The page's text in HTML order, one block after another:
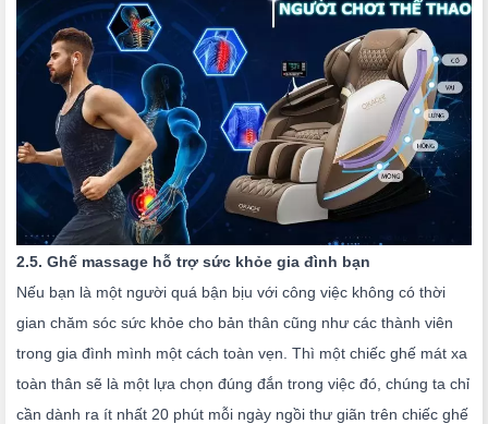
2.5. Ghế massage hỗ trợ sức khỏe gia đình bạn
Nếu bạn là một người quá bận bịu với công việc không có thời
gian chăm sóc sức khỏe cho bản thân cũng như các thành viên
trong gia đình mình một cách toàn vẹn. Thì một chiếc ghế mát xa
toàn thân sẽ là một lựa chọn đúng đắn trong việc đó, chúng ta chỉ
cần dành ra ít nhất 20 phút mỗi ngày ngồi thư giãn trên chiếc ghế